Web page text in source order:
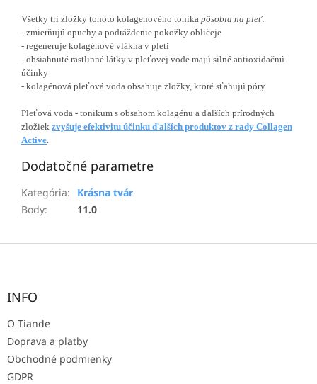
Všetky tri zložky tohoto kolagenového tonika pôsobia na pleť:
- zmierňujú opuchy a podráždenie pokožky obličeje
- regeneruje kolagénové vlákna v pleti
- obsiahnuté rastlinné látky v pleťovej vode majú silné antioxidačnú
účinky
- kolagénová pleťová voda obsahuje zložky, ktoré sťahujú póry
Pleťová voda - tonikum s obsahom kolagénu a ďalších prírodných
zložiek zvyšuje efektivitu účinku ďalších produktov z rady Collagen
Active
Dodatočné parametre
Kategória:
Krásna tvár
Body: 11.0
Z
INFO
O Tiande
Doprava a platby
Obchodné podmienky
GDPR